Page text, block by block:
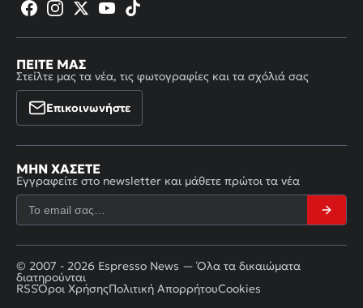
ΠΕΊΤΕ ΜΑΣ
Στείλτε μας τα νέα, τις φωτογραφίες και τα σχόλιά σας
Επικοινωνήστε
ΜΗΝ ΧΆΣΕΤΕ
Εγγραφείτε στο newsletter και μάθετε πρώτοι τα νέα
© 2007 - 2026 Espresso News — Όλα τα δικαιώματα
διατηρούνται
RSSΌροι ΧρήσηςΠολιτική ΑπορρήτουCookies